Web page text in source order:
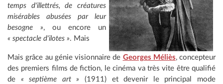
temps d'illettrés, de créatures
misérables abusées par leur
besogne », ou encore un
« spectacle d'ilotes ». Mais
Mais grâce au génie visionnaire de Georges Méliès, concepteur
des premiers films de fiction, le cinéma va très vite être qualifié
de « septième art » (1911) et devenir le principal mode